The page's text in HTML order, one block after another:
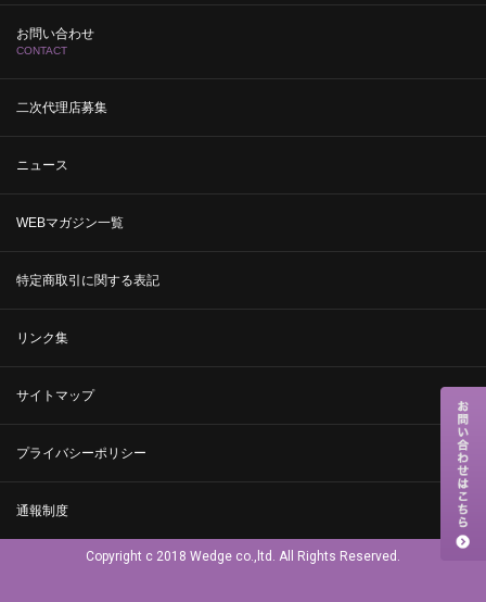
お問い合わせ
CONTACT
二次代理店募集
ニュース
WEBマガジン一覧
特定商取引に関する表記
リンク集
サイトマップ
プライバシーポリシー
通報制度
Copyright c 2018 Wedge co.,ltd. All Rights Reserved.